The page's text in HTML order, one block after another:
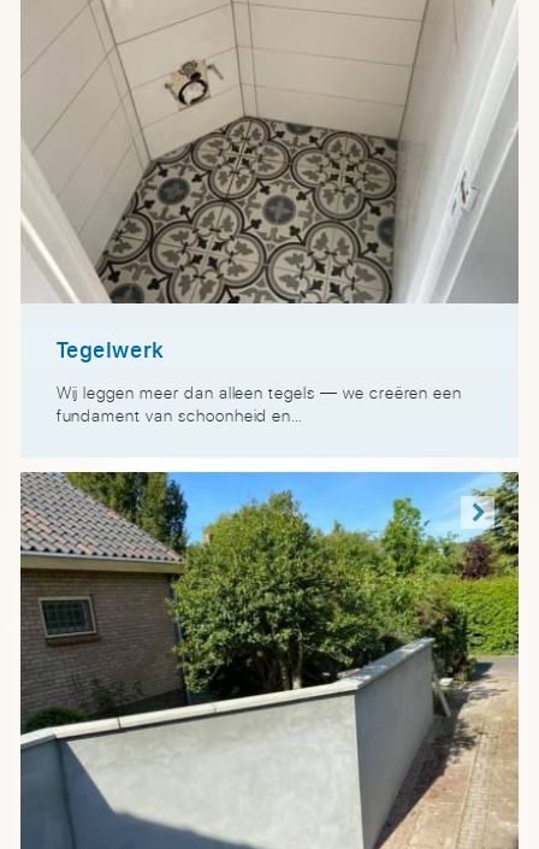
Tegelwerk
Wij leggen meer dan alleen tegels — we creëren een
fundament van schoonheid en…